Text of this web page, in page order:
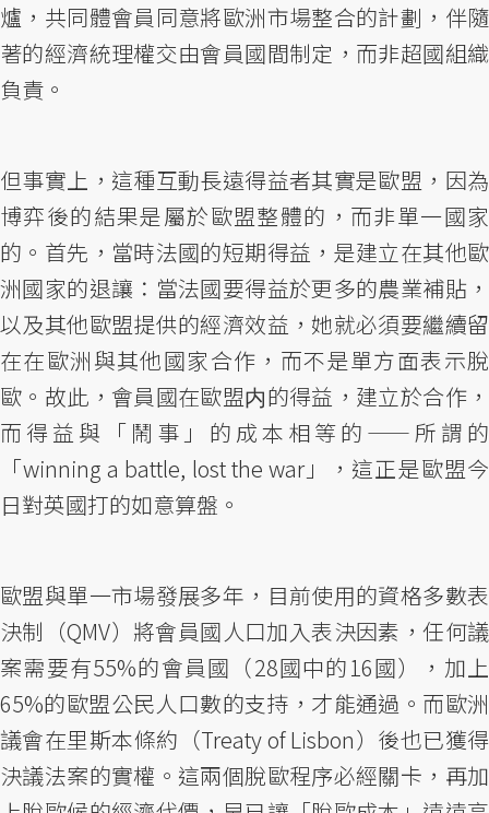
爐，共同體會員同意將歐洲市場整合的計劃，伴隨
著的經濟統理權交由會員國間制定，而非超國組織
負責。
但事實上，這種互動長遠得益者其實是歐盟，因為
博弈後的結果是屬於歐盟整體的，而非單一國家
的。首先，當時法國的短期得益，是建立在其他歐
洲國家的退讓：當法國要得益於更多的農業補貼，
以及其他歐盟提供的經濟效益，她就必須要繼續留
在在歐洲與其他國家合作，而不是單方面表示脫
歐。故此，會員國在歐盟内的得益，建立於合作，
而得益與「鬧事」的成本相等的——所謂的
「winning a battle, lost the war」，這正是歐盟今
日對英國打的如意算盤。
歐盟與單一市場發展多年，目前使用的資格多數表
決制（QMV）將會員國人口加入表決因素，任何議
案需要有55%的會員國（28國中的16國），加上
65%的歐盟公民人口數的支持，才能通過。而歐洲
議會在里斯本條約（Treaty of Lisbon）後也已獲得
決議法案的實權。這兩個脫歐程序必經關卡，再加